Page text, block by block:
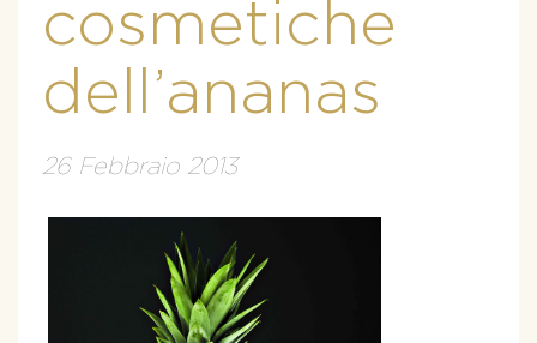
cosmetiche
dell’ananas
26 Febbraio 2013